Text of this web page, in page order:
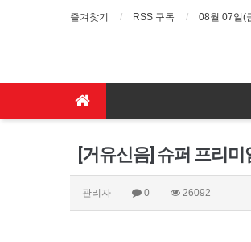
즐겨찾기 RSS 구독 08월 07일(
[거유신음] 슈퍼 프리
관리자 0 26092